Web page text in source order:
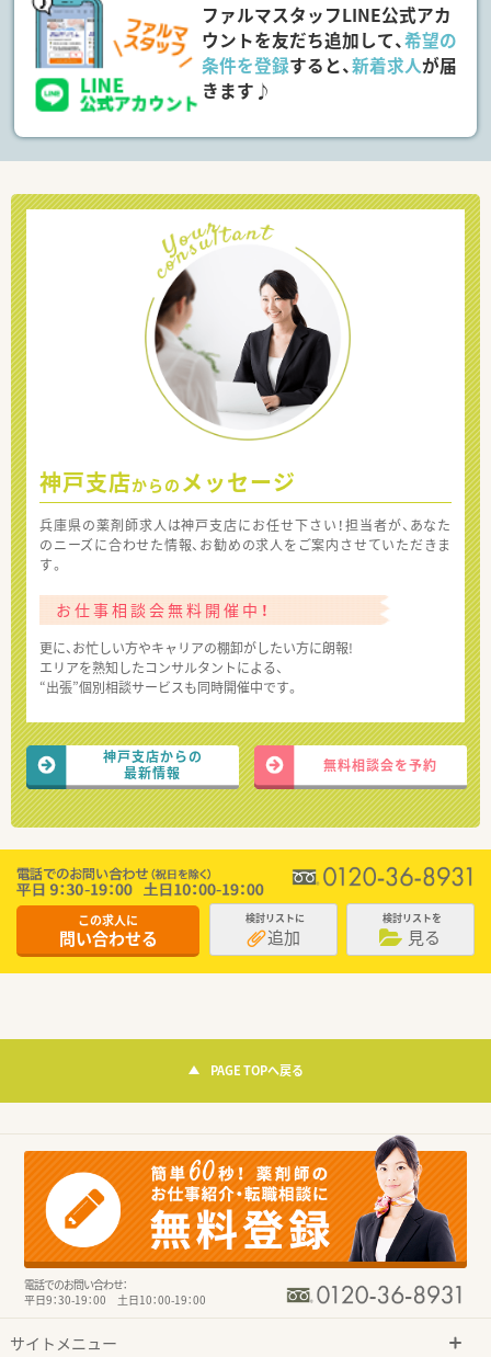
ファルマスタッフLINE公式アカ
ウントを友だち追加して、希望の
条件を登録すると、新着求人が届
きます♪
神戸支店からの メッセージ
兵庫県の薬剤師求人は神戸支店にお任せ下さい！担当者が、あなた
のニーズに合わせた情報、お勧めの求人をご案内させていただきま
す。
お仕事相談会無料開催中！
更に、お忙しい方やキャリアの棚卸がしたい方に朗報!
エリアを熟知したコンサルタントによる、
“出張”個別相談サービスも同時開催中です。
神戸支店からの
最新情報
無料相談会を予約
この求人に
問い合わせる
検討リストに
追加
検討リストを
見る
PAGE TOPへ戻る
電話でのお問い合わせ：
平日9：30-19：00 土日10：00-19：00
サイトメニュー